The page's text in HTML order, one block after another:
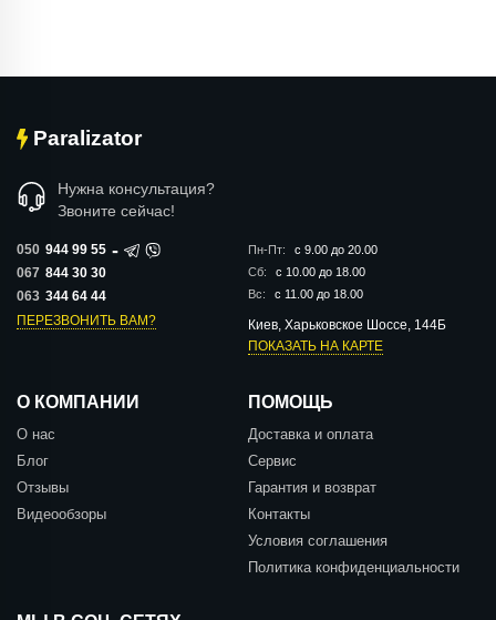
Paralizator
Нужна консультация?
Звоните сейчас!
050 944 99 55 -
067 844 30 30
063 344 64 44
ПЕРЕЗВОНИТЬ ВАМ?
Пн-Пт:
с 9.00 до 20.00
Сб:
с 10.00 до 18.00
Вс:
с 11.00 до 18.00
Киев, Харьковское Шоссе, 144Б
ПОКАЗАТЬ НА КАРТЕ
О КОМПАНИИ
О нас
Блог
Отзывы
Видеообзоры
ПОМОЩЬ
Доставка и оплата
Сервис
Гарантия и возврат
Контакты
Условия соглашения
Политика конфиденциальности